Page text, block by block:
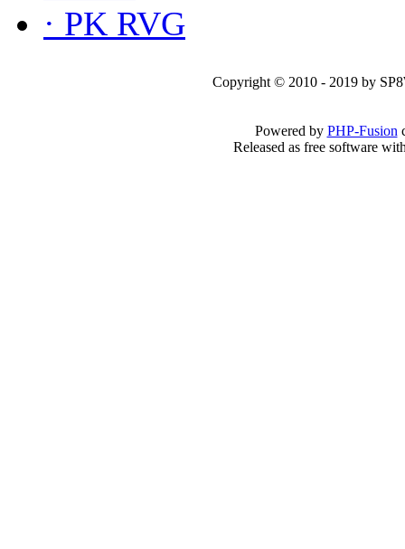
· PK RVG
Copyright © 2010 - 2019 by
Powered by PHP-Fusion
Released as free software